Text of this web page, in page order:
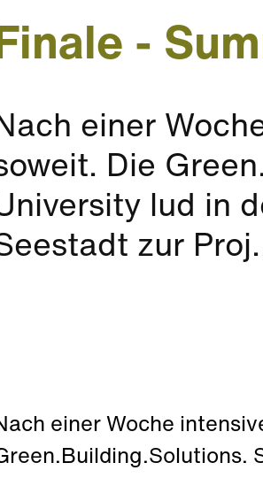
-
einer
Die
lud in
zur
einer Woche